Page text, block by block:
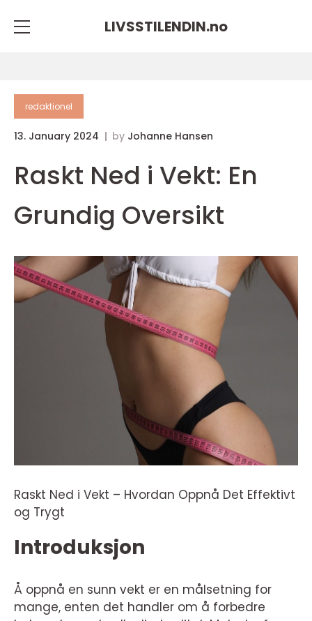
LIVSSTILENDIN.no
redaktionel
13. January 2024 by Johanne Hansen
Raskt Ned i Vekt: En
Grundig Oversikt
Raskt Ned i Vekt – Hvordan Oppnå Det Effektivt
og Trygt
Introduksjon
Å oppnå en sunn vekt er en målsetning for
mange, enten det handler om å forbedre